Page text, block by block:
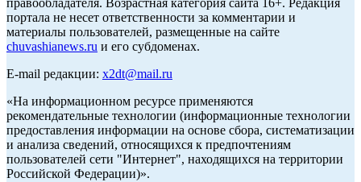
правообладателя. Возрастная категория сайта 16+. Редакция
портала не несет ответственности за комментарии и
материалы пользователей, размещенные на сайте
chuvashianews.ru и его субдоменах.
E-mail редакции: x2dt@mail.ru
«На информационном ресурсе применяются
рекомендательные технологии (информационные технологии
предоставления информации на основе сбора, систематизации
и анализа сведений, относящихся к предпочтениям
пользователей сети "Интернет", находящихся на территории
Российской Федерации)».